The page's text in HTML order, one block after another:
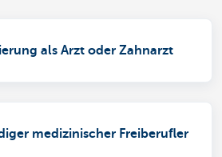
als Arzt oder Zahnarzt
medizinischer Freiberufler